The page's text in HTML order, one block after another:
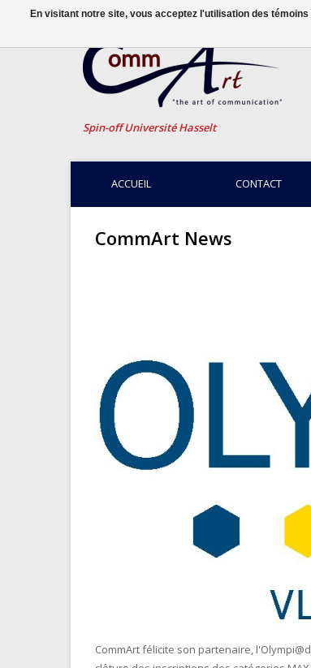
Spin-off Université Hasselt
ACCUEIL CONTACT
CommArt News
CommArt félicite son partenaire,
En visitant notre site, vous acceptez l'utilisation des